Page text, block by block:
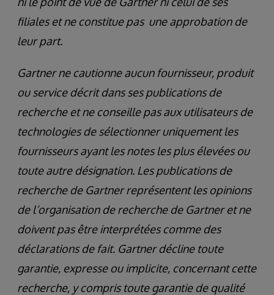
filiales et ne constitue pas une approbation de
leur part.
Gartner ne cautionne aucun fournisseur, produit
ou service décrit dans ses publications de
recherche et ne conseille pas aux utilisateurs de
technologies de sélectionner uniquement les
fournisseurs ayant les notes les plus élevées ou
toute autre désignation. Les publications de
recherche de Gartner représentent les opinions
de l’organisation de recherche de Gartner et ne
doivent pas être interprétées comme des
déclarations de fait. Gartner décline toute
garantie, expresse ou implicite, concernant cette
recherche, y compris toute garantie de qualité